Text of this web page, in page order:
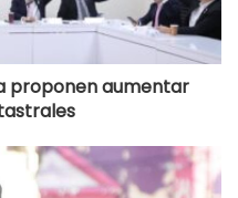
proponen aumentar